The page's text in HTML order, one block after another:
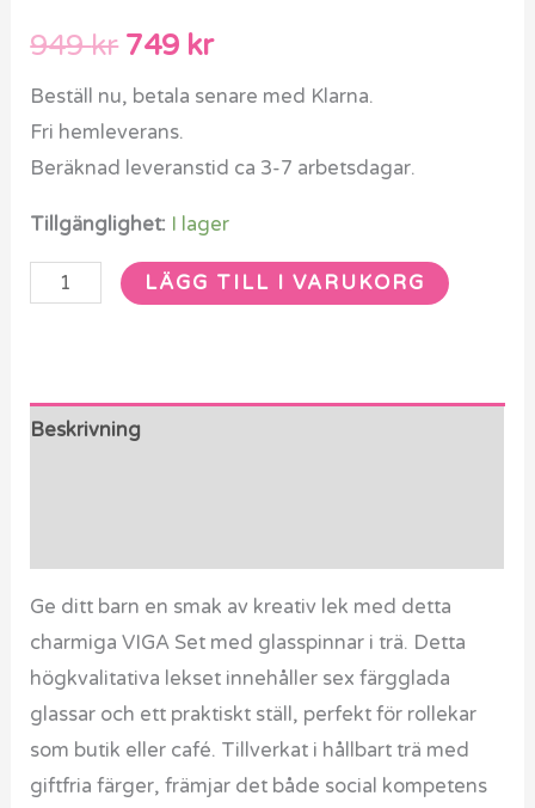
949kr 749 kr
Beställ nu, betala senare med Klarna.
Fri hemleverans.
Beräknad leveranstid ca 3-7 arbetsdagar.
Tillgänglighet: I lager
LÄGG TILL I VARUKORG
Beskrivning
Ge ditt barn en smak av kreativ lek med detta
charmiga VIGA Set med glasspinnar i trä. Detta
högkvalitativa lekset innehåller sex färgglada
glassar och ett praktiskt ställ, perfekt för rollekar
som butik eller café. Tillverkat i hållbart trä med
giftfria färger, främjar det både social kompetens